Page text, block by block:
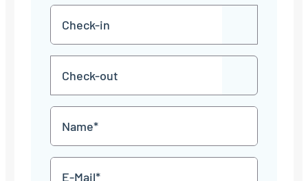
in
TT
Punkt
MM
JJJJ
TT
Punkt
MM
JJJJ